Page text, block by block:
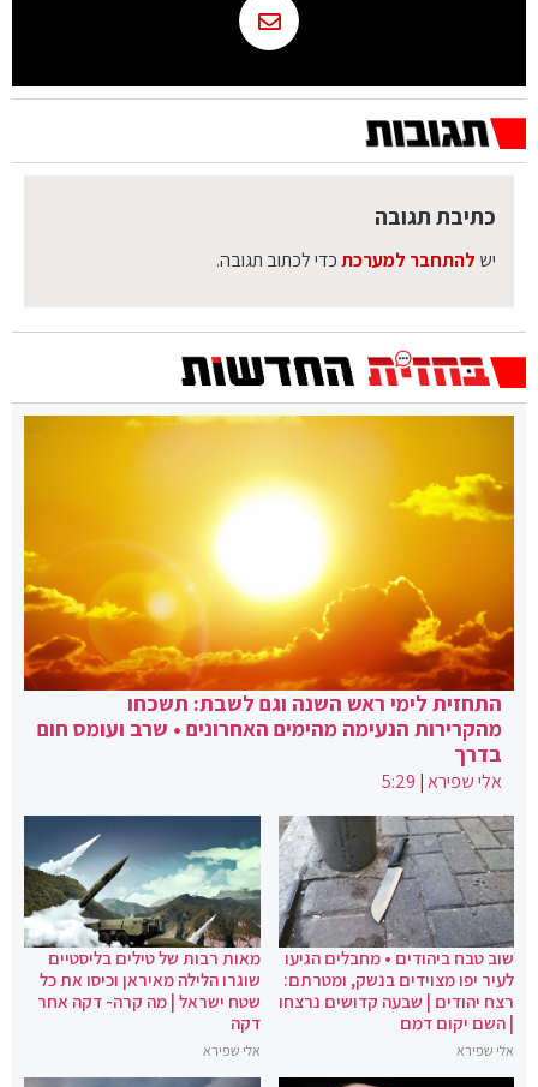
כתיבת תגובה
יש להתחבר למערכתכדי לכתוב תגובה.
התחזית לימי ראש השנה וגם לשבת: תשכחו
מהקרירות הנעימה מהימים האחרונים • שרב ועומס חום
בדרך
אלי שפירא|
5:29
שוב טבח ביהודים • מחבלים הגיעו
לעיר יפו מצוידים בנשק, ומטרתם:
רצח יהודים | שבעה קדושים נרצחו
| השם יקום דמם
אלי שפירא
מאות רבות של טילים בליסטיים
שוגרו הלילה מאיראן וכיסו את כל
שטח ישראל | מה קרה- דקה אחר
דקה
אלי שפירא